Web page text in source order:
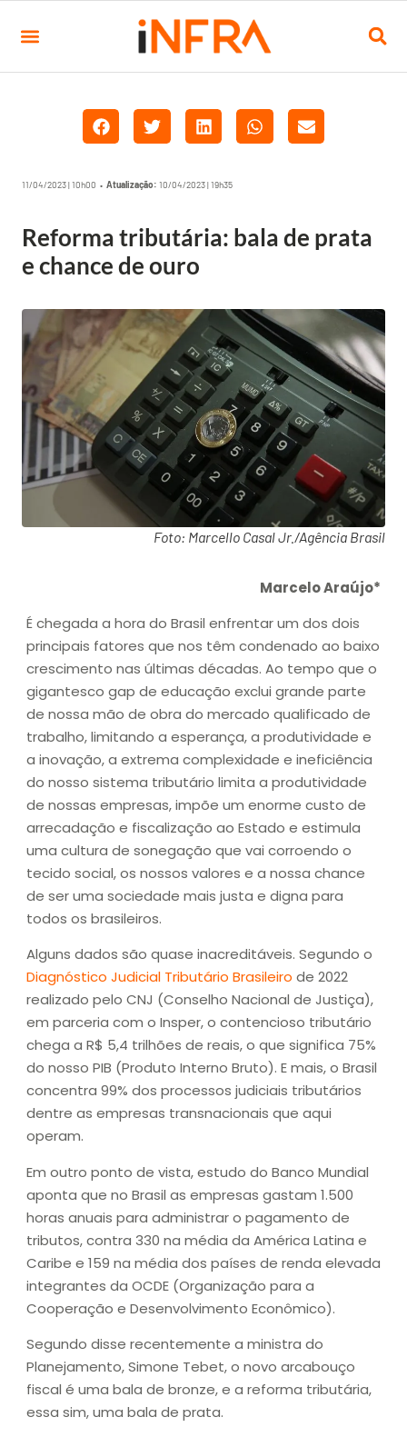
11/04/2023 | 10h00 • Atualização: 10/04/2023 | 19h35
Reforma tributária: bala de prata
e chance de ouro
Foto: Marcello Casal Jr./Agência Brasil
Marcelo Araújo*
É chegada a hora do Brasil enfrentar um dos dois
principais fatores que nos têm condenado ao baixo
crescimento nas últimas décadas. Ao tempo que o
gigantesco gap de educação exclui grande parte
de nossa mão de obra do mercado qualificado de
trabalho, limitando a esperança, a produtividade e
a inovação, a extrema complexidade e ineficiência
do nosso sistema tributário limita a produtividade
de nossas empresas, impõe um enorme custo de
arrecadação e fiscalização ao Estado e estimula
uma cultura de sonegação que vai corroendo o
tecido social, os nossos valores e a nossa chance
de ser uma sociedade mais justa e digna para
todos os brasileiros.
Alguns dados são quase inacreditáveis. Segundo o
Diagnóstico Judicial Tributário Brasileiro de 2022
realizado pelo CNJ (Conselho Nacional de Justiça),
em parceria com o Insper, o contencioso tributário
chega a R$ 5,4 trilhões de reais, o que significa 75%
do nosso PIB (Produto Interno Bruto). E mais, o Brasil
concentra 99% dos processos judiciais tributários
dentre as empresas transnacionais que aqui
operam.
Em outro ponto de vista, estudo do Banco Mundial
aponta que no Brasil as empresas gastam 1.500
horas anuais para administrar o pagamento de
tributos, contra 330 na média da América Latina e
Caribe e 159 na média dos países de renda elevada
integrantes da OCDE (Organização para a
Cooperação e Desenvolvimento Econômico).
Segundo disse recentemente a ministra do
Planejamento, Simone Tebet, o novo arcabouço
fiscal é uma bala de bronze, e a reforma tributária,
essa sim, uma bala de prata.